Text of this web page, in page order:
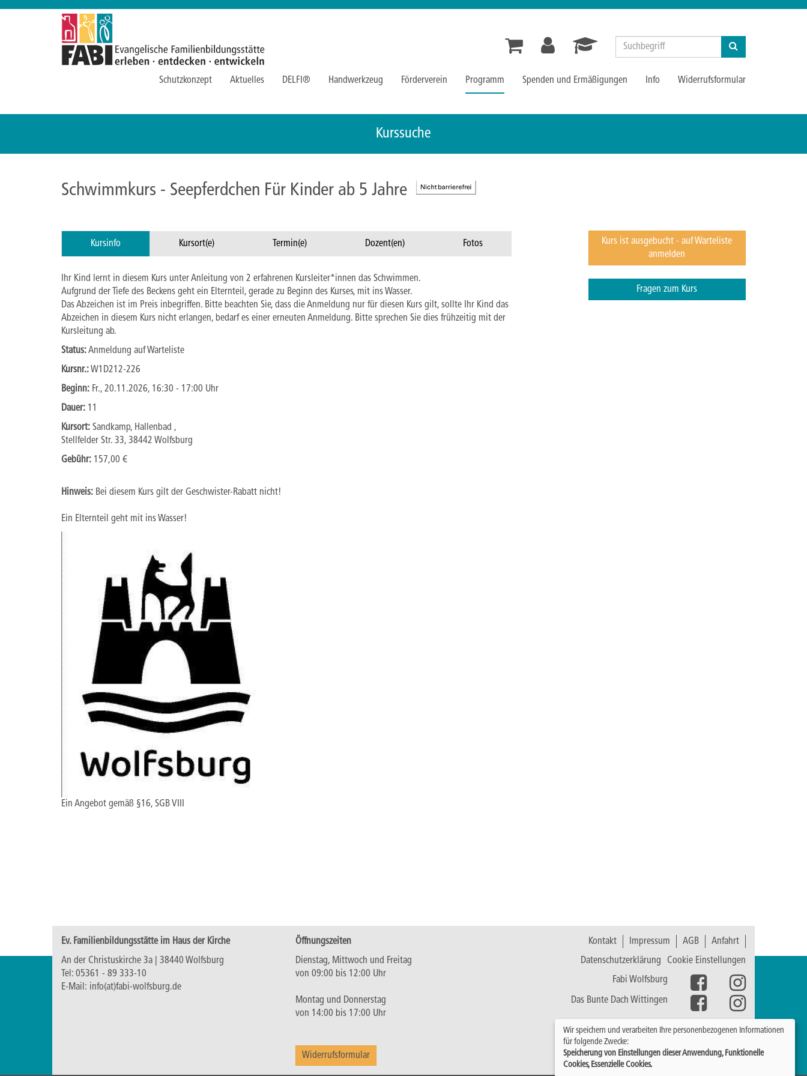
Suchen
Schutzkonzept Aktuelles DELFI® Handwerkzeug Förderverein Programm Spenden und Ermäßigungen Info Widerrufsformular
Kurssuche
Schwimmkurs - Seepferdchen Für Kinder ab 5 Jahre
Kursinfo Kursort(e) Termin(e) Dozent(en) Fotos
Ihr Kind lernt in diesem Kurs unter Anleitung von 2 erfahrenen Kursleiter*innen das Schwimmen.
Aufgrund der Tiefe des Beckens geht ein Elternteil, gerade zu Beginn des Kurses, mit ins Wasser.
Das Abzeichen ist im Preis inbegriffen. Bitte beachten Sie, dass die Anmeldung nur für diesen Kurs gilt, sollte Ihr Kind das
Abzeichen in diesem Kurs nicht erlangen, bedarf es einer erneuten Anmeldung. Bitte sprechen Sie dies frühzeitig mit der
Kursleitung ab.
Status:Anmeldung auf Warteliste
Kursnr.:W1D212-226
Beginn: Fr., 20.11.2026, 16:30 - 17:00 Uhr
Dauer: 11
Kursort: Sandkamp, Hallenbad ,
Stellfelder Str. 33, 38442 Wolfsburg
Gebühr: 157,00 €
Hinweis: Bei diesem Kurs gilt der Geschwister-Rabatt nicht!
Ein Elternteil geht mit ins Wasser!
Ein Angebot gemäß §16, SGB VIII
Kurs ist ausgebucht - auf Warteliste
anmelden
Fragen zum Kurs
Ev. Familienbildungsstätte im Haus der Kirche
An der Christuskirche 3a | 38440 Wolfsburg
Tel: 05361 - 89 333-10
E-Mail: info(at)fabi-wolfsburg.de
Öffnungszeiten
Dienstag, Mittwoch und Freitag
von 09:00 bis 12:00 Uhr
Montag und Donnerstag
von 14:00 bis 17:00 Uhr
Widerrufsformular
Kontakt Impressum AGB
Anfahrt
Datenschutzerklärung
Cookie Einstellungen
Fabi Wolfsburg
Das Bunte Dach Wittingen
Wir speichern und verarbeiten Ihre personenbezogenen Informationen
für folgende Zwecke:
Speicherung von Einstellungen dieser Anwendung, Funktionelle
Cookies, Essenzielle Cookies.